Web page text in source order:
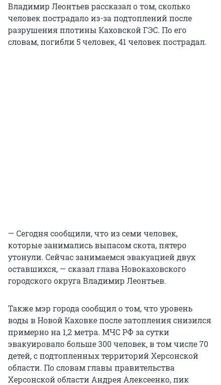
Владимир Леонтьев рассказал о том, сколько
человек пострадало из-за подтоплений после
разрушения плотины Каховской ГЭС. По его
словам, погибли 5 человек, 41 человек пострадал.
— Сегодня сообщили, что из семи человек,
которые занимались выпасом скота, пятеро
утонули. Сейчас занимаемся эвакуацией двух
оставшихся, — сказал глава Новокаховского
городского округа Владимир Леонтьев.
Также мэр города сообщил о том, что уровень
воды в Новой Каховке после затопления снизился
примерно на 1,2 метра. МЧС РФ за сутки
эвакуировало больше 300 человек, в том числе 70
детей, с подтопленных территорий Херсонской
области. По словам главы правительства
Херсонской области Андрея Алексеенко, пик